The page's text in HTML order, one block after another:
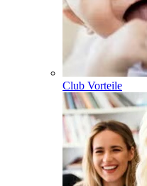
Club Vorteile